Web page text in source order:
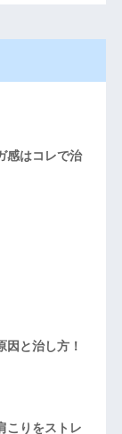
感はコレで治
因と治し方！
こりをストレ